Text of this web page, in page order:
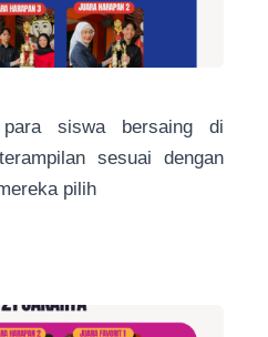
siswa bersaing di
sesuai dengan
pilih